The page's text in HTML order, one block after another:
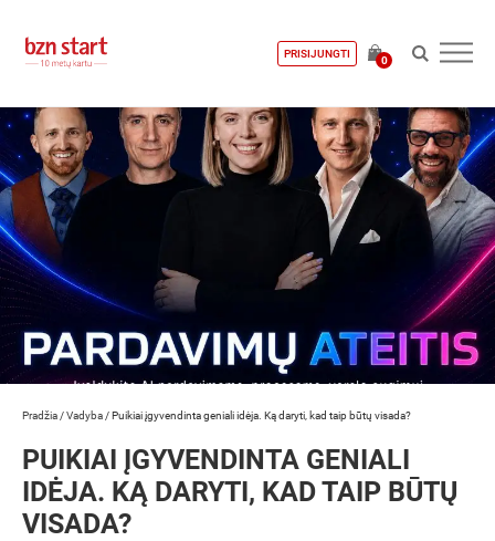
PRISIJUNGTI
0
Pradžia /Vadyba /Puikiai įgyvendinta geniali idėja. Ką daryti, kad taip būtų visada?
PUIKIAI ĮGYVENDINTA GENIALI
IDĖJA. KĄ DARYTI, KAD TAIP BŪTŲ
VISADA?